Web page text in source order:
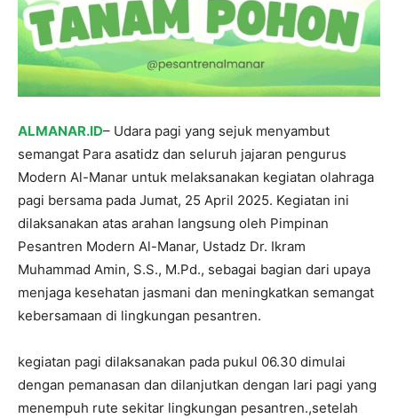
ALMANAR.ID– Udara pagi yang sejuk menyambut
semangat Para asatidz dan seluruh jajaran pengurus
Modern Al-Manar untuk melaksanakan kegiatan olahraga
pagi bersama pada Jumat, 25 April 2025. Kegiatan ini
dilaksanakan atas arahan langsung oleh Pimpinan
Pesantren Modern Al-Manar, Ustadz Dr. Ikram
Muhammad Amin, S.S., M.Pd., sebagai bagian dari upaya
menjaga kesehatan jasmani dan meningkatkan semangat
kebersamaan di lingkungan pesantren.
kegiatan pagi dilaksanakan pada pukul 06.30 dimulai
dengan pemanasan dan dilanjutkan dengan lari pagi yang
menempuh rute sekitar lingkungan pesantren.,setelah